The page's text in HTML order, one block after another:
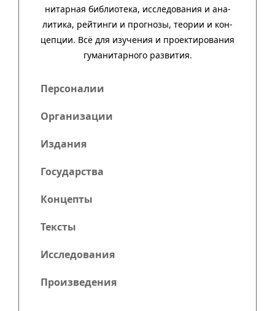
нитар­ная биб­лио­тека, иссле­до­ва­ния и ана­
ли­тика, рей­тинги и прог­нозы, тео­рии и кон­
цеп­ции. Всё для изу­че­ния и про­ек­тиро­ва­ния
гума­нитар­ного развития.
Персоналии
Организации
Издания
Государства
Концепты
Тексты
Исследования
Произведения